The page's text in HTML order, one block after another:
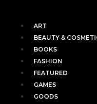
ART
BEAUTY &
BOOKS
FASHION
FEATURED
GAMES
GOODS